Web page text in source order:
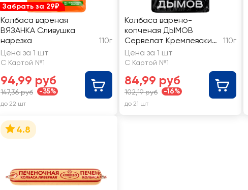
Забрать за 29₽
Колбаса вареная
ВЯЗАНКА Сливушка
нарезка
110г
Цена за 1 шт
С Картой №1
94,99 руб
147,36 руб -35%
до 22 шт
Колбаса варено-
копченая ДЫМОВ
Сервелат Кремлевский,
нарезка
110г
Цена за 1 шт
С Картой №1
84,99 руб
102,19 руб -16%
до 21 шт
4.8